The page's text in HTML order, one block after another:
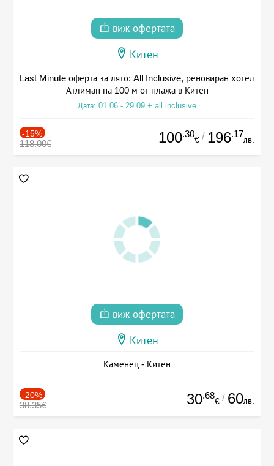
виж офертата
Китен
Last Minute оферта за лято: All Inclusive, реновиран хотел
Атлиман на 100 м от плажа в Китен
Дата: 01.06 - 29.09 + all inclusive
-15%
118.00€ 100.30
€ / 196.17
лв.
виж офертата
Китен
Каменец - Китен
-20%
38.35€ 30.68
€ / 60лв.